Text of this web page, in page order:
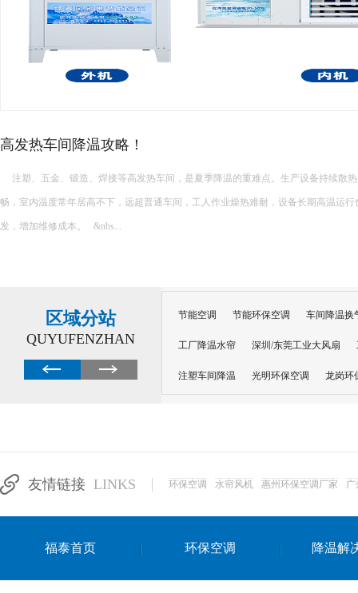
厂房高温降温常见的降温设备…
厂房高温降温常见的降温设备有哪些 厂房高温降温常见的降温设备多种多样，每种设备都有其独特的功能和适
用场景。以下是一些常见的厂房降温设备： 中央空调： 功能：制冷降温。 ...
区域分站
QUYUFENZHAN
节能空调 节能环保空调 车间降温换
工厂降温水帘 深圳/东莞工业大风扇
注塑车间降温 光明环保空调 龙岗环
达州工业省电安装
友情链接 LINKS 环保空调 水帘风机 惠州环保空调厂家 广
福泰首页 环保空调 降温解